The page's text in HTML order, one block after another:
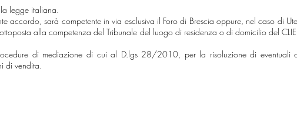
legge italiana.
accordo, sarà competente in via esclusiva il Foro di Brescia oppure, nel caso di
alla competenza del Tribunale del luogo di residenza o di domicilio del
di mediazione di cui al D.lgs 28/2010, per la risoluzione di eventuali
di vendita.